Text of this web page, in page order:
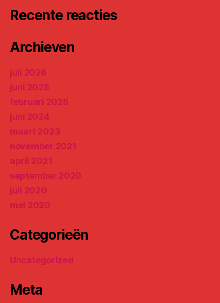
Recente reacties
Archieven
juli 2026
juni 2025
februari 2025
juni 2024
maart 2023
november 2021
april 2021
september 2020
juli 2020
mei 2020
Categorieën
Uncategorized
Meta